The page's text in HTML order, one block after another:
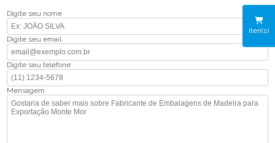
iten(s)
Digite seu nome
Digite seu email
Digite seu telefone
Mensagem